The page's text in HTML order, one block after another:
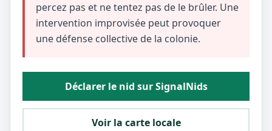
percez pas et ne tentez pas de le brûler. Une
intervention improvisée peut provoquer
une défense collective de la colonie.
Déclarer le nid sur SignalNids
Voir la carte locale